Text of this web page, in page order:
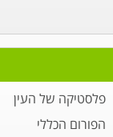
פלסטיקה של העין
הפורום הכללי